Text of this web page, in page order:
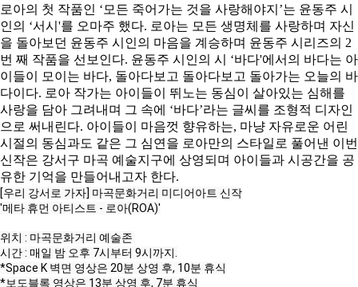
로아의 첫 작품인 ‘모든 죽어가는 것을 사랑해야지’는 윤동주 시
인의 ‘서시'를 오마주 했다. 로아는 모든 생명체를 사랑하며 자신
을 돌아보던 윤동주 시인의 마음을 계승하며 윤동주 시리즈의 2
번 째 작품을 선보인다. 윤동주 시인의 시 ‘바다'에서의 바다는 아
이들이 모이는 바다, 돌아다보고 돌아다보고 돌아가는 오늘의 바
다이다. 로아 작가는 아이들이 뛰노는 동심이 살아있는 심해를
사랑을 담아 그려내며 그 속에 ‘바다’라는 글씨를 조형적 디자인
으로 써내린다. 아이들이 마음껏 향유하는, 마냥 자유로운 어린
시절의 동심과도 같은 그 심연을 로아만의 스타일로 풀어낸 이번
신작은 강서구 마곡 예술지구에 상영되며 아이들과 시공간을 공
유한 기억을 만들어내고자 한다.
[우리 강서로 가자] 마곡문화거리 미디어아트 신작
'메타 휴먼 아티스트 - 로아(ROA)'
위치 : 마곡문화거리 예술존
시간 : 매일 밤 오후 7시부터 9시까지.
*Space K 벽면 영상은 20분 상영 후, 10분 휴식
*보도블록 영상은 13분 상영 후, 7분 휴식